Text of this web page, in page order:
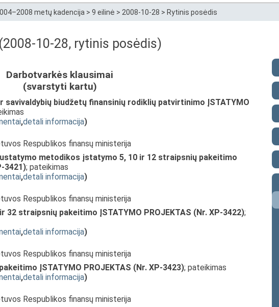
metų kadencija > 9 eilinė > 2008-10-28 > Rytinis posėdis
10-28, rytinis posėdis)
Darbotvarkės klausimai
(svarstyti kartu)
savivaldybių biudžetų finansinių rodiklių patvirtinimo ĮSTATYMO
,detali informacija)
Respublikos finansų ministerija
metodikos įstatymo 5, 10 ir 12 straipsnių pakeitimo
3421); pateikimas
,detali informacija)
Respublikos finansų ministerija
32 straipsnių pakeitimo ĮSTATYMO PROJEKTAS (Nr. XP-3422);
,detali informacija)
Respublikos finansų ministerija
ĮSTATYMO PROJEKTAS (Nr. XP-3423); pateikimas
,detali informacija)
Respublikos finansų ministerija